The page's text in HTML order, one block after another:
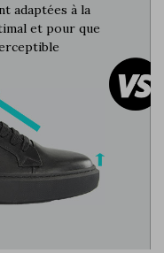
adaptées à la
et pour que